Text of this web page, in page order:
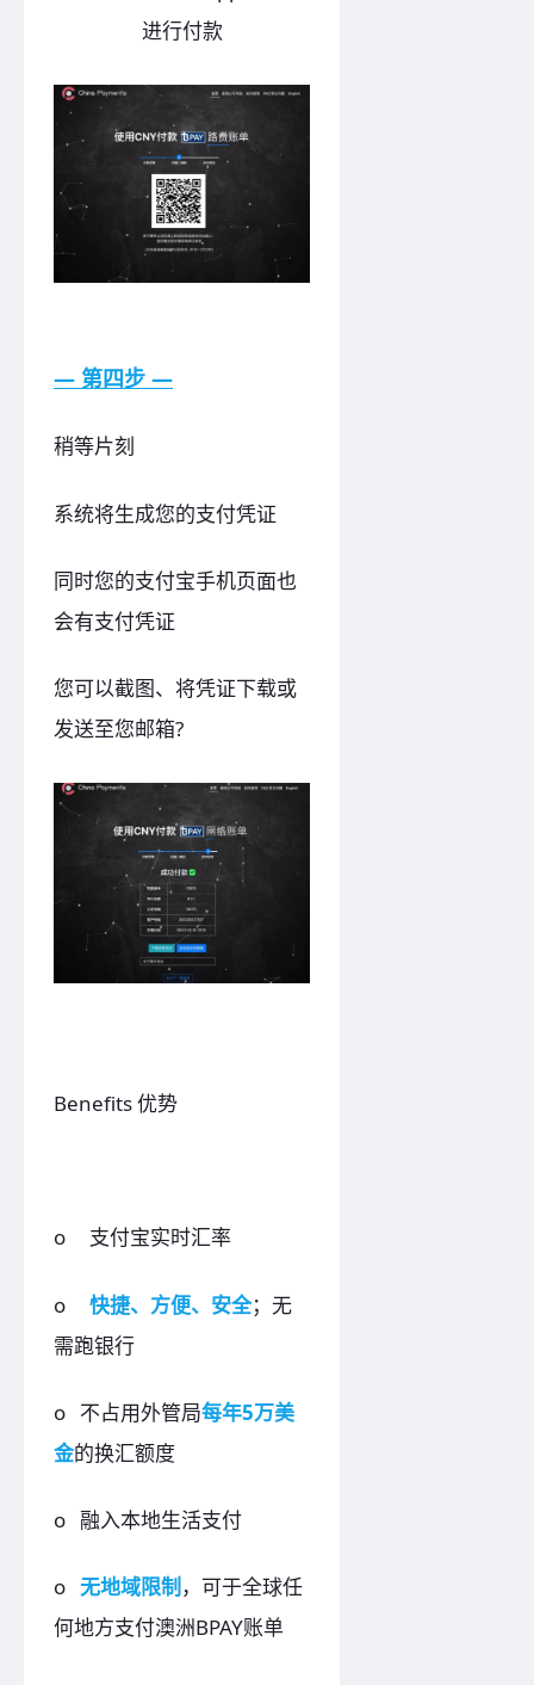
进行付款
— 第四步 —
稍等片刻
系统将生成您的支付凭证
同时您的支付宝手机页面也
会有支付凭证
您可以截图、将凭证下载或
发送至您邮箱?
Benefits 优势
o 支付宝实时汇率
o 快捷、方便、安全；无
需跑银行
o 不占用外管局每年5万美
金的换汇额度
o 融入本地生活支付
o 无地域限制 ，可于全球任
何地方支付澳洲BPAY账单